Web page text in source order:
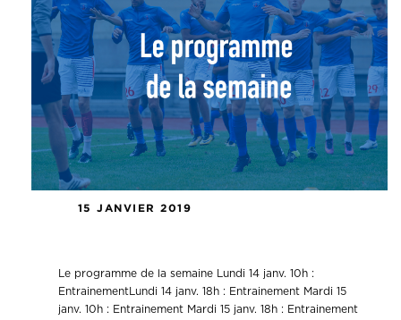
15 JANVIER 2019
Le programme de la semaine Lundi 14 janv. 10h :
EntrainementLundi 14 janv. 18h : Entrainement Mardi 15
janv. 10h : Entrainement Mardi 15 janv. 18h : Entrainement